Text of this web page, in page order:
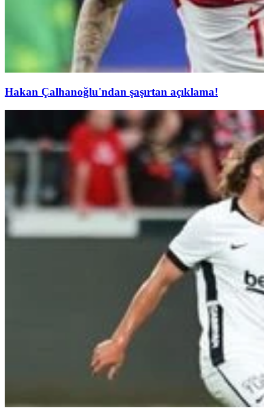
Hakan Çalhanoğlu'ndan şaşırtan açıklama!